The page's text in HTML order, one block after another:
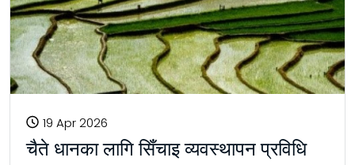
19 Apr 2026
चैते धानका लागि सिँचाइ व्यवस्थापन प्रविधि